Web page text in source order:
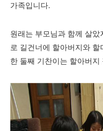
가족입니다.
원래는 부모님과 함께 살았
로 길건너에 할아버지와
한 둘째 기찬이는 할아버